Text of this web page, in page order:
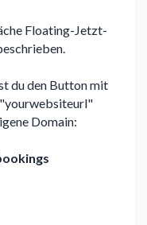
Floating-Jetzt-
du den Button mit
Domain: